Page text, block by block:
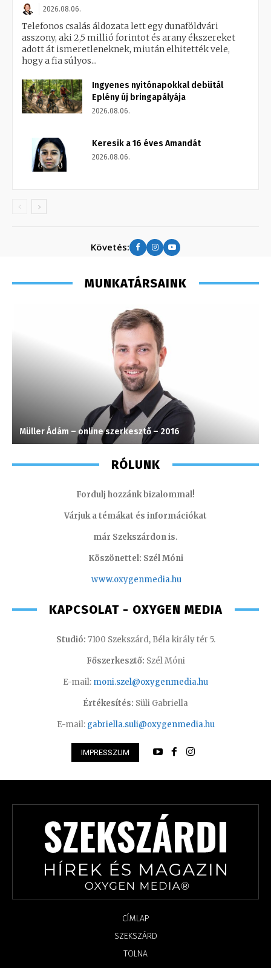
2026.08.06.
Telefonos csalás áldozata lett egy dunaföldvári
asszony, aki 2,5 millió forintot és arany ékszereket
adott át ismeretleneknek, miután elhitették vele,
hogy a fia súlyos...
Ingyenes nyitónapokkal debütál
Eplény új bringapályája
2026.08.06.
Keresik a 16 éves Amandát
2026.08.06.
Követés:
MUNKATÁRSAINK
Müller Ádám – online szerkesztő – 2016
RÓLUNK
Fordulj hozzánk bizalommal!
Várjuk a témákat és információkat
már Szekszárdon is.
Köszönettel: Szél Móni
www.oxygenmedia.hu
KAPCSOLAT - OXYGEN MEDIA
Studió: 7100 Szekszárd, Béla király tér 5.
Főszerkesztő: Szél Móni
E-mail: moni.szel@oxygenmedia.hu
Értékesítés: Süli Gabriella
E-mail: gabriella.suli@oxygenmedia.hu
IMPRESSZUM
CÍMLAP
SZEKSZÁRD
TOLNA